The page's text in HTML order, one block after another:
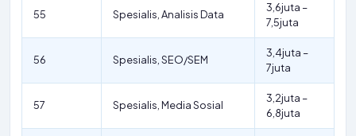
55 Spesialis, Analisis Data
3,6juta –
7,5juta
56 Spesialis, SEO/SEM
3,4juta –
7juta
57 Spesialis, Media Sosial
3,2juta –
6,8juta